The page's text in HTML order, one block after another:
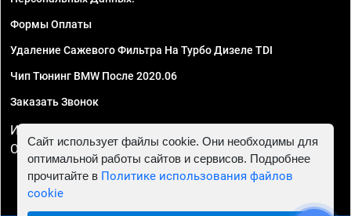
Формы Оплаты
Удаление Сажевого Фильтра На Турбо Дизеле TDI
Чип Тюнинг BMW После 2020.06
Заказать Звонок
ИП Смирнов Георгий Павлович. ИНН 781302555843,
ОГРНИП 324470400032610
Сайт использует файлы cookie. Они необходимы для
оптимальной работы сайтов и сервисов. Подробнее
прочитайте в Политике использования файлов
cookie